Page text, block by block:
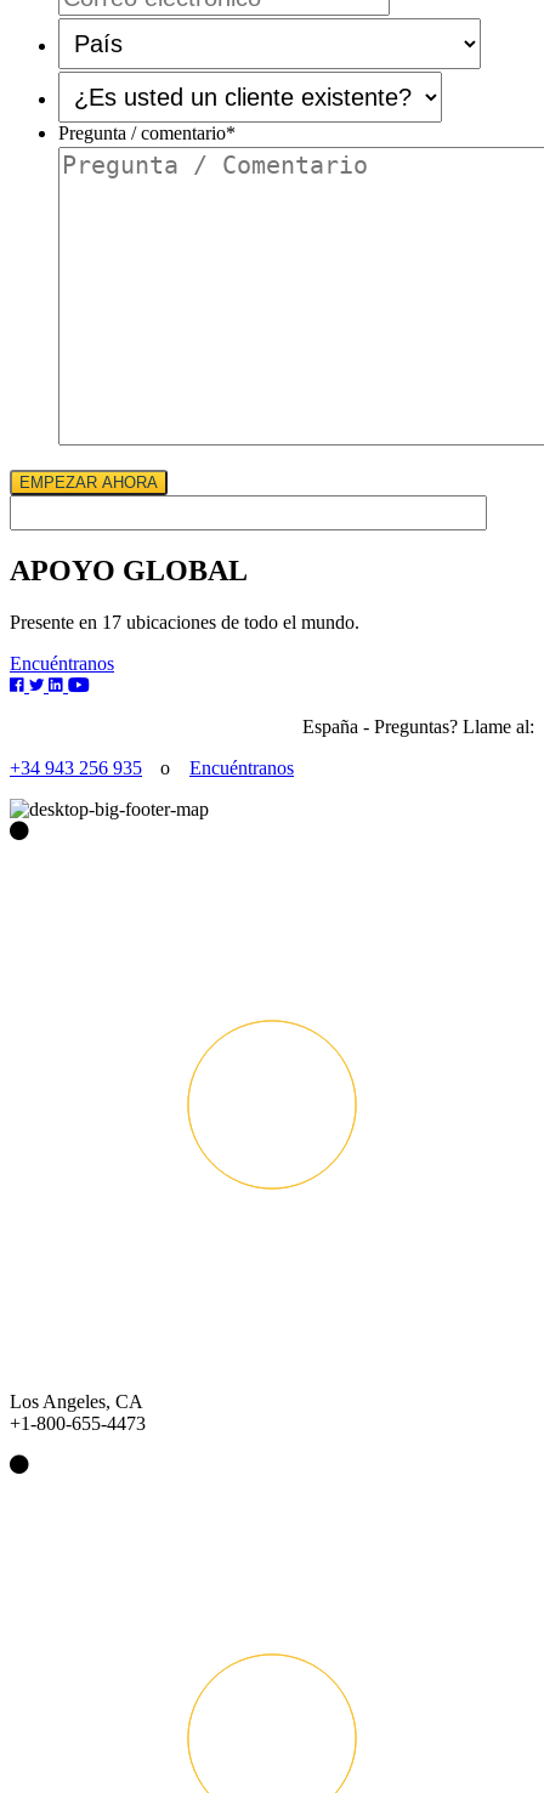
País*
¿Es
usted
un
cliente
existente?
*
Pregunta / comentario*
EMPEZAR AHORA
APOYO GLOBAL
Presente en 17 ubicaciones de todo el mundo.
Encuéntranos
España - Preguntas? Llame al:
+34 943 256 935
o Encuéntranos
Los Angeles, CA
+1-800-655-4473